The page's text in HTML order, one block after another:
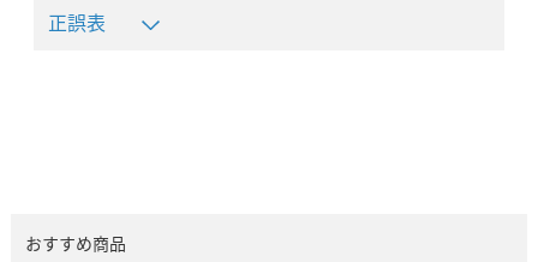
正誤表
おすすめ商品